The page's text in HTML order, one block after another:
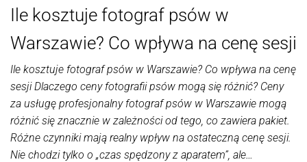
Ile kosztuje fotograf psów w
Warszawie? Co wpływa na cenę sesji
Ile kosztuje fotograf psów w Warszawie? Co wpływa na cenę
sesji Dlaczego ceny fotografii psów mogą się różnić? Ceny
za usługę profesjonalny fotograf psów w Warszawie mogą
różnić się znacznie w zależności od tego, co zawiera pakiet.
Różne czynniki mają realny wpływ na ostateczną cenę sesji.
Nie chodzi tylko o „czas spędzony z aparatem”, ale…